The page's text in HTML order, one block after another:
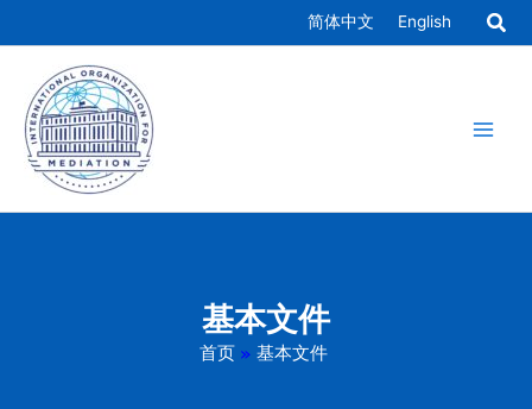
至
简体中文 English
基本文件
首页 » 基本文件